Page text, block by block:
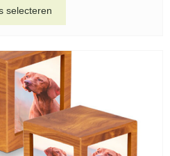
selecteren